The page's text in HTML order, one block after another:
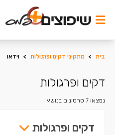
בית > מתקיני דקים ופרגולות > וידאו
דקים ופרגולות
נמצאו 7 סרטונים בנושא
דקים ופרגולות